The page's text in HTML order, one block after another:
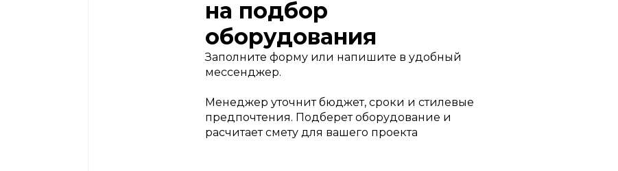
на подбор
оборудования
Заполните форму или напишите в удобный
мессенджер.
Менеджер уточнит бюджет, сроки и стилевые
предпочтения. Подберет оборудование и
расчитает смету для вашего проекта